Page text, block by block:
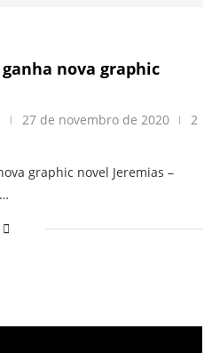
nova graphic
27 de novembro de 2020
2
graphic novel Jeremias –